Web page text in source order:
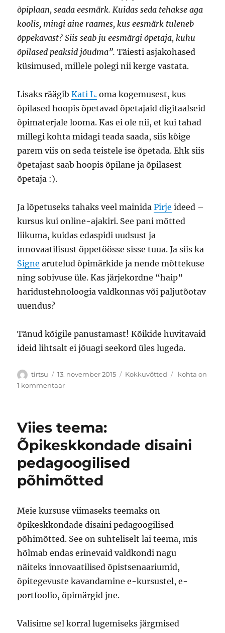
õpiplaan, seada eesmärk. Kuidas seda tehakse aga
koolis, mingi aine raames, kus eesmärk tuleneb
õppekavast? Siis seab ju eesmärgi õpetaja, kuhu
õpilased peaksid jõudma”.Täiesti asjakohased
küsimused, millele polegi nii kerge vastata.
Lisaks räägibKati L. oma kogemusest, kus
õpilased hoopis õpetavad õpetajaid digitaalseid
õpimaterjale looma. Kas ei ole nii, et kui tahad
millegi kohta midagi teada saada, siis kõige
parem viis on seda teistele ise õpetada. Ehk siis
õpetajast saab hoopis õpilane ja õpilasest
õpetaja :).
Ja lõpetuseks tahaks veel mainidaPirje ideed –
kursus kui online-ajakiri. See pani mõtted
liikuma, kuidas edaspidi uudsust ja
innovaatilisust õppetöösse sisse tuua. Ja siis ka
Signe arutelud õpimärkide ja nende mõttekuse
ning sobivuse üle. Kas järjekordne “haip”
haridustehnoloogia valdkonnas või paljutõotav
uuendus?
Tänud kõigile panustamast! Kõikide huvitavaid
ideid lihtsalt ei jõuagi seekord üles lugeda.
Autor
tirtsu Postitatud
13. november 2015 Rubriigid
Kokkuvõtted
Kokkuvõte
kohta on
1 kommentaar
Viies teema:
Õpikeskkondade disaini
pedagoogilised
põhimõtted
Meie kursuse viimaseks teemaks on
õpikeskkondade disaini pedagoogilised
põhimõtted. See on suhteliselt lai teema, mis
hõlmab endas erinevaid valdkondi nagu
näiteks innovaatilised õpistsenaariumid,
õpitegevuste kavandamine e-kursustel, e-
portfoolio, õpimärgid jne.
Valisime sel korral lugemiseks järgmised